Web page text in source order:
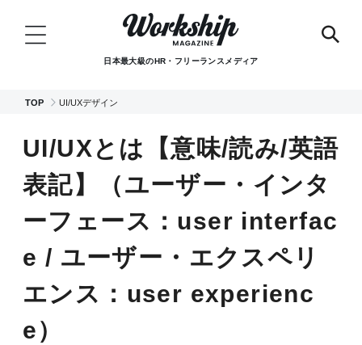
日本最大級のHR・フリーランスメディア
TOP UI/UXデザイン
UI/UXとは【意味/読み/英語
表記】（ユーザー・インタ
ーフェース：user interfac
e / ユーザー・エクスペリ
エンス：user experienc
e）